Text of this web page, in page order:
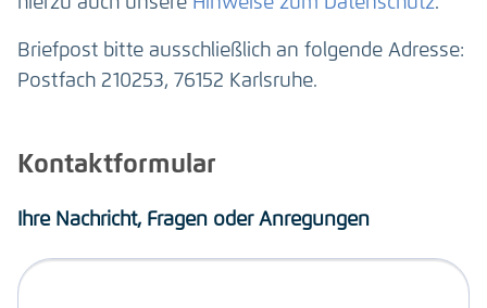
Briefpost bitte ausschließlich an folgende Adresse:
Postfach 210253, 76152 Karlsruhe.
Kontaktformular
Ihre Nachricht, Fragen oder Anregungen